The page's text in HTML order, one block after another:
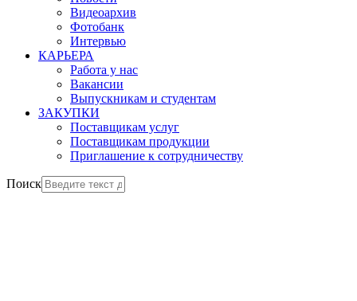
Видеоархив
Фотобанк
Интервью
КАРЬЕРА
Работа у нас
Вакансии
Выпускникам и студентам
ЗАКУПКИ
Поставщикам услуг
Поставщикам продукции
Приглашение к сотрудничеству
Поиск